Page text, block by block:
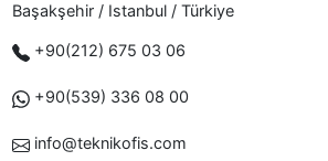
Başakşehir / Istanbul / Türkiye
+90(212) 675 03 06
+90(539) 336 08 00
info@teknikofis.com